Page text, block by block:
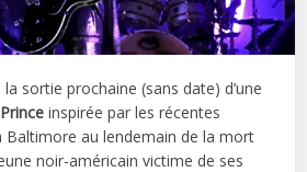
sortie prochaine (sans date) d’une
Prince inspirée par les récentes
Baltimore au lendemain de la mort
noir-américain victime de ses